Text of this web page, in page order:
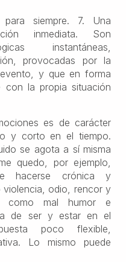
siempre. 7. Una
inmediata. Son
instantáneas,
provocadas por la
y que en forma
con la propia situación
es de carácter
y corto en el tiempo.
se agota a sí misma
quedo, por ejemplo,
hacerse crónica y
violencia, odio, rencor y
como mal humor e
de ser y estar en el
poco flexible,
Lo mismo puede